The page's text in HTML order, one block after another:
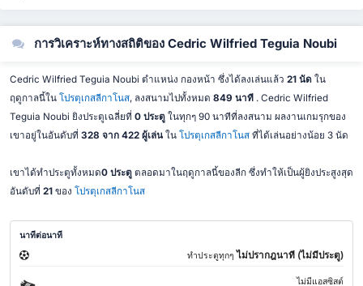
การวิเคราะห์ทางสถิติของ Cedric Wilfried Teguia Noubi
Cedric Wilfried Teguia Noubi ตำแหน่ง กองหน้า ซึ่งได้ลงเล่นแล้ว 21 นัดใน
ฤดูกาลนี้ใน โปรตุเกสลีกาโนส, ลงสนามไปทั้งหมด 849 นาที . Cedric Wilfried
Teguia Noubi ยิงประตูเฉลี่ยที่ 0 ประตู ในทุกๆ 90 นาทีที่ลงสนาม ผลงานเกมรุกของ
เขาอยู่ในอันดับที่ 328 จาก 422 ผู้เล่นใน โปรตุเกสลีกาโนสที่ได้เล่นอย่างน้อย 3 นัด
เขาได้ทำประตูทั้งหมด0 ประตู ตลอดมาในฤดูกาลนี้ของลีก ซึ่งทำให้เป็นผู้ยิงประสูงสุด
อันดับที่ 21ของ โปรตุเกสลีกาโนส
นาทีต่อนาที
ทำประตูทุกๆไม่ปรากฎนาที (ไม่มีประตู)
ไม่มีแอสซิสต์